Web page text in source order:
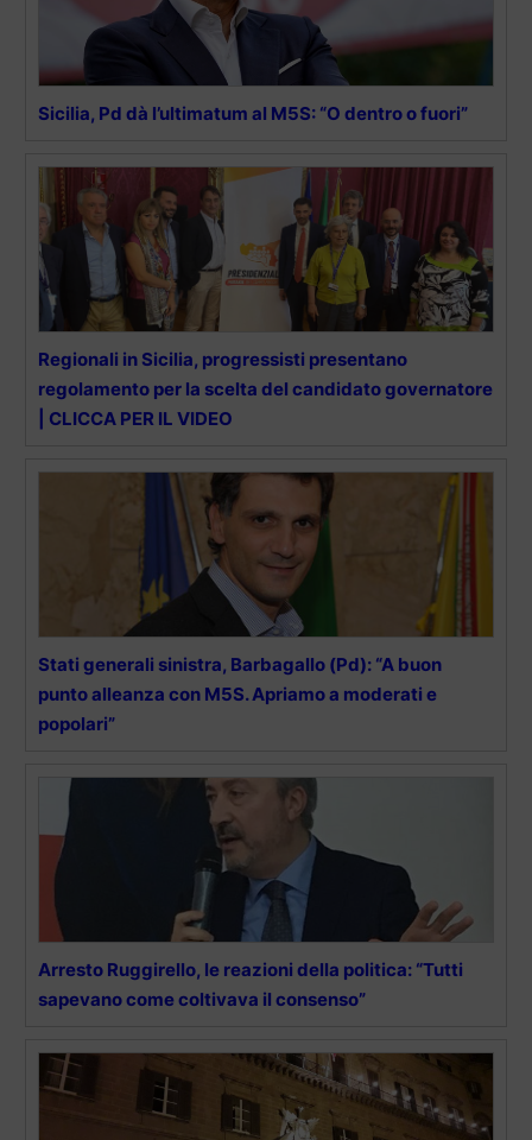
Sicilia, Pd dà l’ultimatum al M5S: “O dentro o fuori”
Regionali in Sicilia, progressisti presentano
regolamento per la scelta del candidato governatore
| CLICCA PER IL VIDEO
Stati generali sinistra, Barbagallo (Pd): “A buon
punto alleanza con M5S. Apriamo a moderati e
popolari”
Arresto Ruggirello, le reazioni della politica: “Tutti
sapevano come coltivava il consenso”